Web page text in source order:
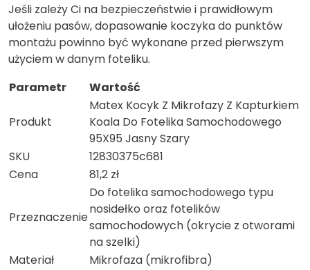
Jeśli zależy Ci na bezpieczeństwie i prawidłowym
ułożeniu pasów, dopasowanie koczyka do punktów
montażu powinno być wykonane przed pierwszym
użyciem w danym foteliku.
Parametr
Wartość
Produkt
Matex Kocyk Z Mikrofazy Z Kapturkiem
Koala Do Fotelika Samochodowego
95X95 Jasny Szary
SKU
12830375c681
Cena
81,2 zł
Przeznaczenie
Do fotelika samochodowego typu
nosidełko oraz fotelików
samochodowych (okrycie z otworami
na szelki)
Materiał
Mikrofaza (mikrofibra)